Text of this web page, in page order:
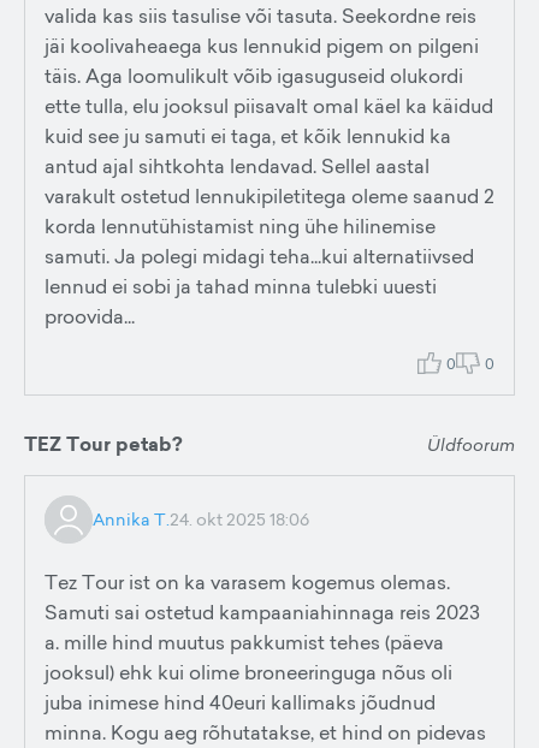
valida kas siis tasulise või tasuta. Seekordne reis
jäi koolivaheaega kus lennukid pigem on pilgeni
täis. Aga loomulikult võib igasuguseid olukordi
ette tulla, elu jooksul piisavalt omal käel ka käidud
kuid see ju samuti ei taga, et kõik lennukid ka
antud ajal sihtkohta lendavad. Sellel aastal
varakult ostetud lennukipiletitega oleme saanud 2
korda lennutühistamist ning ühe hilinemise
samuti. Ja polegi midagi teha...kui alternatiivsed
lennud ei sobi ja tahad minna tulebki uuesti
proovida...
0 0
TEZ Tour petab? Üldfoorum
Annika T.24. okt 2025 18:06
Tez Tour ist on ka varasem kogemus olemas.
Samuti sai ostetud kampaaniahinnaga reis 2023
a. mille hind muutus pakkumist tehes (päeva
jooksul) ehk kui olime broneeringuga nõus oli
juba inimese hind 40euri kallimaks jõudnud
minna. Kogu aeg rõhutatakse, et hind on pidevas